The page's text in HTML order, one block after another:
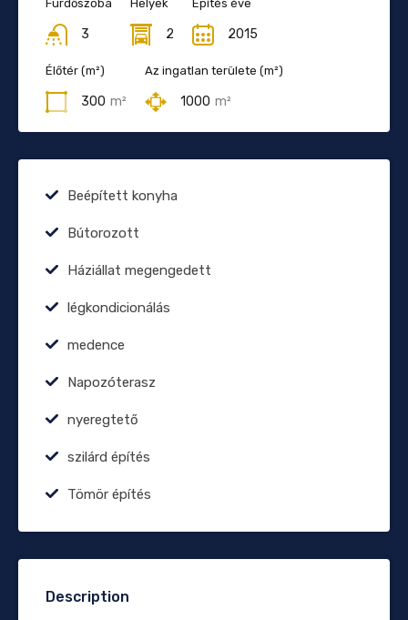
Fürdőszoba
3
Helyek
2
Építés éve
2015
Élőtér (m²)
300 m²
Az ingatlan területe (m²)
1000 m²
Beépített konyha
Bútorozott
Háziállat megengedett
légkondicionálás
medence
Napozóterasz
nyeregtető
szilárd építés
Tömör építés
Description